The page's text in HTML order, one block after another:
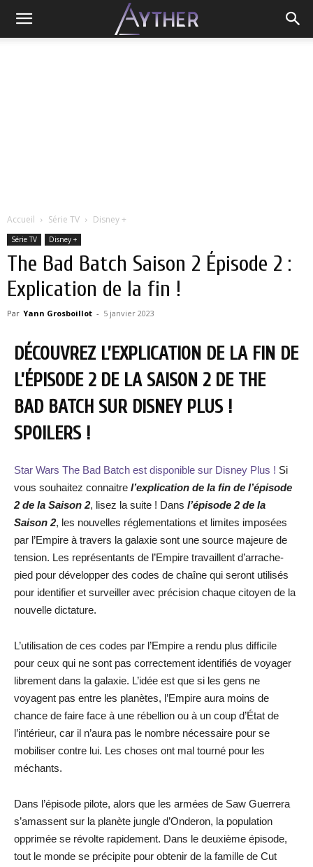
Accueil Série TV Disney +
Série TV Disney +
The Bad Batch Saison 2 Épisode 2 :
Explication de la fin !
Par Yann Grosboillot - 5 janvier 2023
DÉCOUVREZ L’EXPLICATION DE LA FIN DE
L’ÉPISODE 2 DE LA SAISON 2 DE THE
BAD BATCH SUR DISNEY PLUS !
SPOILERS !
Star Wars The Bad Batch est disponible sur Disney Plus ! Si
vous souhaitez connaitre l’explication de la fin de l’épisode
2 de la Saison 2, lisez la suite ! Dans l’épisode 2 de la
Saison 2, les nouvelles réglementations et limites imposées
par l’Empire à travers la galaxie sont une source majeure de
tension. Les représentants de l’Empire travaillent d’arrache-
pied pour développer des codes de chaîne qui seront utilisés
pour identifier et surveiller avec précision chaque citoyen de la
nouvelle dictature.
L’utilisation de ces codes par l’Empire a rendu plus difficile
pour ceux qui ne sont pas correctement identifiés de voyager
librement dans la galaxie. L’idée est que si les gens ne
voyagent pas entre les planètes, l’Empire aura moins de
chance de faire face à une rébellion ou à un coup d’État de
l’intérieur, car il n’aura pas le nombre nécessaire pour se
mobiliser contre lui. Les choses ont mal tourné pour les
méchants.
Dans l’épisode pilote, alors que les armées de Saw Guerrera
s’amassent sur la planète jungle d’Onderon, la population
opprimée se révolte rapidement. Dans le deuxième épisode,
tout le monde se précipite pour obtenir de la famille de Cut